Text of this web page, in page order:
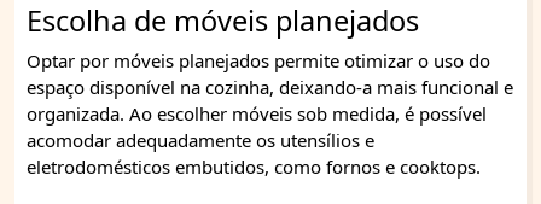
Escolha de móveis planejados
Optar por móveis planejados permite otimizar o uso do
espaço disponível na cozinha, deixando-a mais funcional e
organizada. Ao escolher móveis sob medida, é possível
acomodar adequadamente os utensílios e
eletrodomésticos embutidos, como fornos e cooktops.